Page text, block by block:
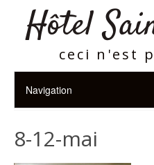
Hôtel
ceci n'est
8-12-mai